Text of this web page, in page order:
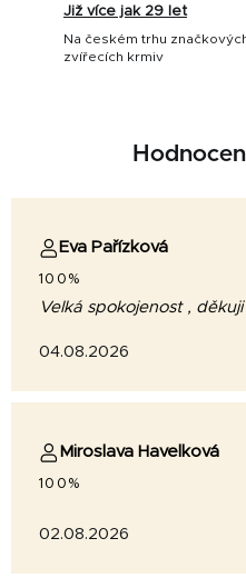
Již více jak 29 let
Na českém trhu
zvířecích krmiv
Eva Pařízková
100%
Velká spokojenost , děkuji
04.08.2026
Miroslava Havelková
100%
02.08.2026